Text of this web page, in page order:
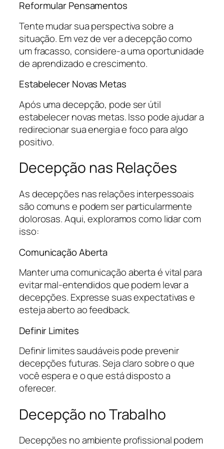
Reformular Pensamentos
Tente mudar sua perspectiva sobre a
situação. Em vez de ver a decepção como
um fracasso, considere-a uma oportunidade
de aprendizado e crescimento.
Estabelecer Novas Metas
Após uma decepção, pode ser útil
estabelecer novas metas. Isso pode ajudar a
redirecionar sua energia e foco para algo
positivo.
Decepção nas Relações
As decepções nas relações interpessoais
são comuns e podem ser particularmente
dolorosas. Aqui, exploramos como lidar com
isso:
Comunicação Aberta
Manter uma comunicação aberta é vital para
evitar mal-entendidos que podem levar a
decepções. Expresse suas expectativas e
esteja aberto ao feedback.
Definir Limites
Definir limites saudáveis pode prevenir
decepções futuras. Seja claro sobre o que
você espera e o que está disposto a
oferecer.
Decepção no Trabalho
Decepções no ambiente profissional podem